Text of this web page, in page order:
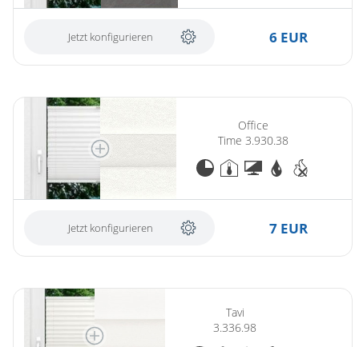
Gardinenstange
Stoffe
Jetzt konfigurieren 6 EUR
Office
Time 3.930.38
Jetzt konfigurieren 7 EUR
Tavi
3.336.98